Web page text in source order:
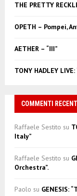
THE PRETTY
OPETH – Pompei,
AETHER – “III”
TONY HADLEY
COMMENTI RECENTI
Raffaele Sestito su
Italy”
Raffaele Sestito su
Orchestra”.
Paolo su GENESIS: